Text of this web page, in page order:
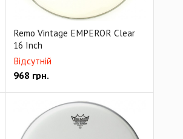
Remo Vintage EMPEROR Clear
16 Inch
Відсутній
968 грн.